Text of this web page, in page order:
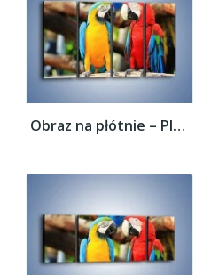
Obraz na płótnie – Ploty papuzie –...